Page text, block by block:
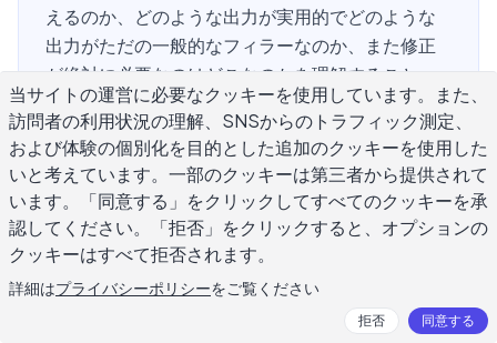
えるのか、どのような出力が実用的でどのような
出力がただの一般的なフィラーなのか、また修正
が絶対に必要なのはどこなのかを理解すること
で、AI文章作成ツールから実質的な価値を得ること
ができます。本ガイドは6つのコンテンツフォーマ
ットにおける具体的な例をカバーし、最も良い例
の共通点を説明し、適切なレビューなしでAI生成コ
ンテンツを使用することに伴うリスクをマップし
ています。
当サイトの運営に必要なクッキーを使用しています。また、
訪問者の利用状況の理解、SNSからのトラフィック測定、
および体験の個別化を目的とした追加のクッキーを使用した
いと考えています。一部のクッキーは第三者から提供されて
います。「同意する」をクリックしてすべてのクッキーを承
認してください。「拒否」をクリックすると、オプションの
クッキーはすべて拒否されます。
詳細はプライバシーポリシーをご覧ください
拒否 同意する